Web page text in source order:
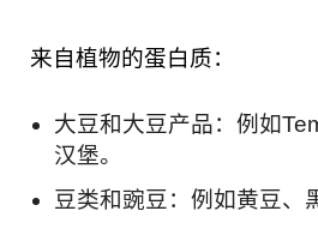
来自植物的蛋白质：
大豆和大豆产品：例如
汉堡。
豆类和豌豆：例如黄豆、